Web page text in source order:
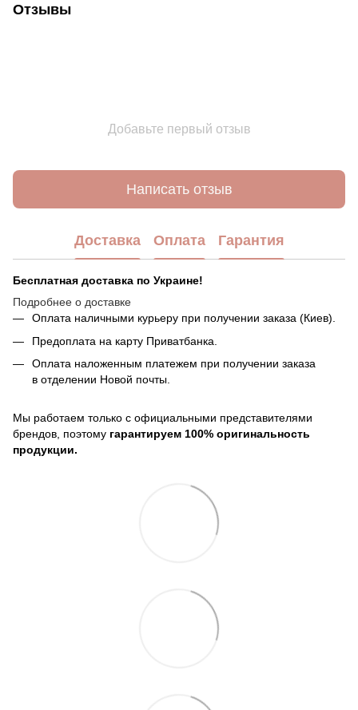
Отзывы
Добавьте первый отзыв
Написать отзыв
Доставка Оплата Гарантия
Бесплатная доставка по Украине!
Подробнее о доставке
Оплата наличными курьеру при получении заказа (Киев).
Предоплата на карту Приватбанка.
Оплата наложенным платежем при получении заказа
в отделении Новой почты.
Мы работаем только с официальными представителями
брендов, поэтому гарантируем 100% оригинальность
продукции.